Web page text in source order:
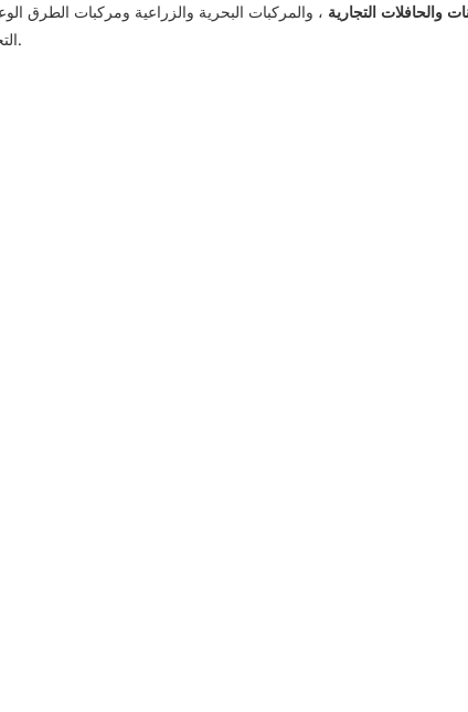
والحافلات التجارية
التحويلية العامة. كما تتوفر هنا خيارات التصنيع والعلامات التجارية حسب الطلب.